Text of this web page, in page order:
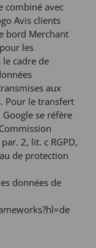
combiné avec
Avis clients
bord Merchant
les
cadre de
aux
Pour le transfert
Google se réfère
2, lit. c RGPD,
de protection
données de